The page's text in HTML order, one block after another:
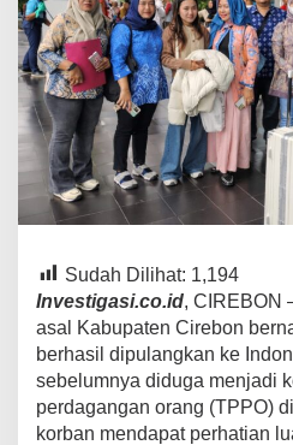
Sudah Dilihat: 1,194
Investigasi.co.id, CIREBON
asal Kabupaten Cirebon
berhasil dipulangkan ke
sebelumnya diduga menjadi
perdagangan orang (TPPO)
korban mendapat perhatian